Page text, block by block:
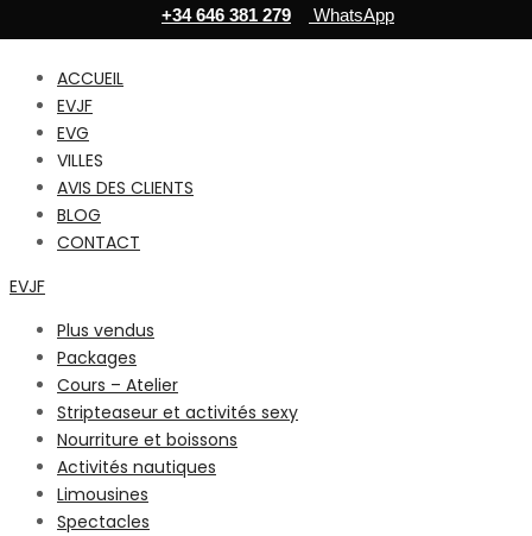
ACCUEIL
EVJF
EVG
VILLES
AVIS DES CLIENTS
BLOG
CONTACT
EVJF
Plus vendus
Packages
Cours – Atelier
Stripteaseur et activités sexy
Nourriture et boissons
Activités nautiques
Limousines
Spectacles
+34 646 381 279 WhatsApp